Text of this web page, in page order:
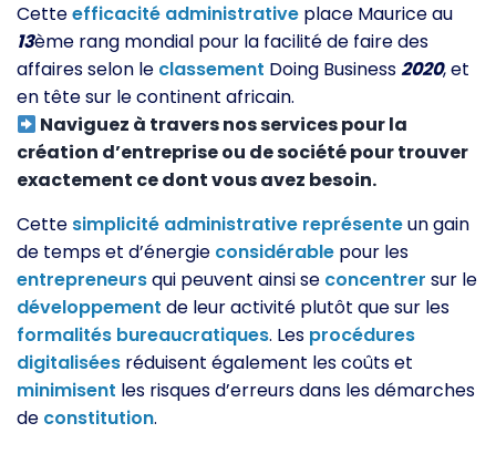
Cetteefficacité administrative place Maurice au
13ème rang mondial pour la facilité de faire des
affaires selon le classement Doing Business2020, et
en tête sur le continent africain.
Naviguez à travers nos services pour la
création d’entreprise ou de société pour trouver
exactement ce dont vous avez besoin.
Cette simplicité administrative représenteun gain
de temps et d’énergie considérable pour les
entrepreneursqui peuvent ainsi se concentrer sur le
développement de leur activité plutôt que sur les
formalités bureaucratiques. Les procédures
digitalisées réduisent également les coûts et
minimisent les risques d’erreurs dans les démarches
de constitution.